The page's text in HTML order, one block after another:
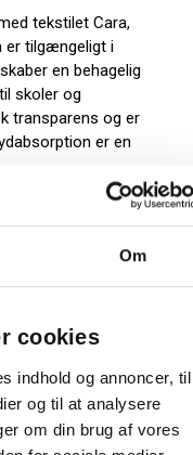
Om
cookies
indhold og annoncer, til
og til at analysere
om din brug af vores
tekstilet Cara,
er tilgængeligt i
en behagelig
skoler og
transparens og er
er en
for et
mm
er inkl. fødder